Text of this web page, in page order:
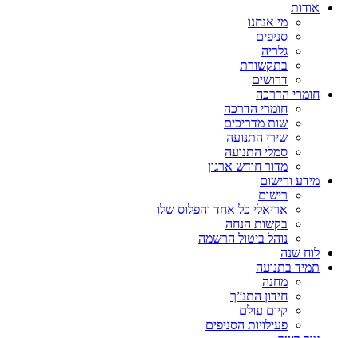
אודות
מי אנחנו
סניפים
גלריה
בתקשורת
דרושים
חומרי הדרכה
חומרי הדרכה
שות מדריכים
שירי התנועה
סמלי התנועה
מדור חודש ארגון
מידע ורישום
רישום
אריאלי כל אחד והפלוס שלו
בקשות הנחה
נוהל ביטול הרשמה
לוח שנה
תמיד בתנועה
מחנה
חידון התנ”ך
קיום עולם
פעילויות הסניפים